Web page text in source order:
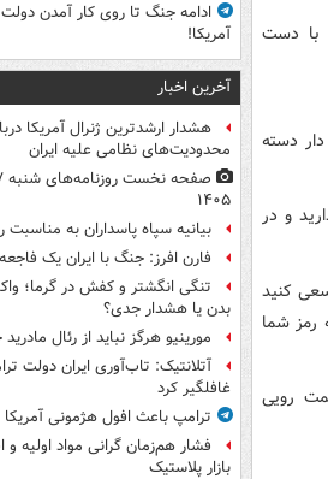
با دست
دسته
و در
کنید
رمز شما
رویی
ادامه جنگ تا روی کار آمدن
آمریکا!
آخرین اخبار
هشدار ارشدترین ژنرال آمریکا
محدودیت‌های نظامی علیه ایران
۱۴۰۵
بیانیه سپاه پاسداران به مناسبت
فارن افرز: جنگ با ایران یک
تنگی انگشتر و کفش در گرما؛
بدن یا هشدار جدی؟
مورینیو هرگز نباید از رئال
آتلانتیک: تاب‌آوری ایران دولت
غافلگیر کرد
ترامپ باعث افول هژمونی
فشار هم‌زمان گرانی مواد اولیه و
بازار پلاستیک